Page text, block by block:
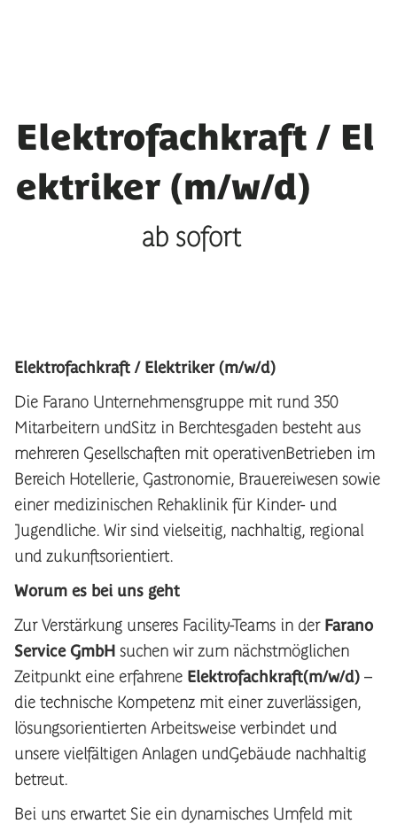
Elektrofachkraft / El
ektriker (m/w/d)
ab sofort
Elektrofachkraft / Elektriker (m/w/d)
Die Farano Unternehmensgruppe mit rund 350
Mitarbeitern undSitz in Berchtesgaden besteht aus
mehreren Gesellschaften mit operativenBetrieben im
Bereich Hotellerie, Gastronomie, Brauereiwesen sowie
einer medizinischen Rehaklinik für Kinder- und
Jugendliche. Wir sind vielseitig, nachhaltig, regional
und zukunftsorientiert.
Worum es bei uns geht
Zur Verstärkung unseres Facility-Teams in der Farano
Service GmbH suchen wir zum nächstmöglichen
Zeitpunkt eine erfahrene Elektrofachkraft(m/w/d) –
die technische Kompetenz mit einer zuverlässigen,
lösungsorientierten Arbeitsweise verbindet und
unsere vielfältigen Anlagen undGebäude nachhaltig
betreut.
Bei uns erwartet Sie ein dynamisches Umfeld mit